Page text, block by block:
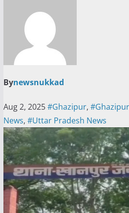
Bynewsnukkad
Aug 2, 2025#Ghazipur,
News, #Uttar Pradesh News